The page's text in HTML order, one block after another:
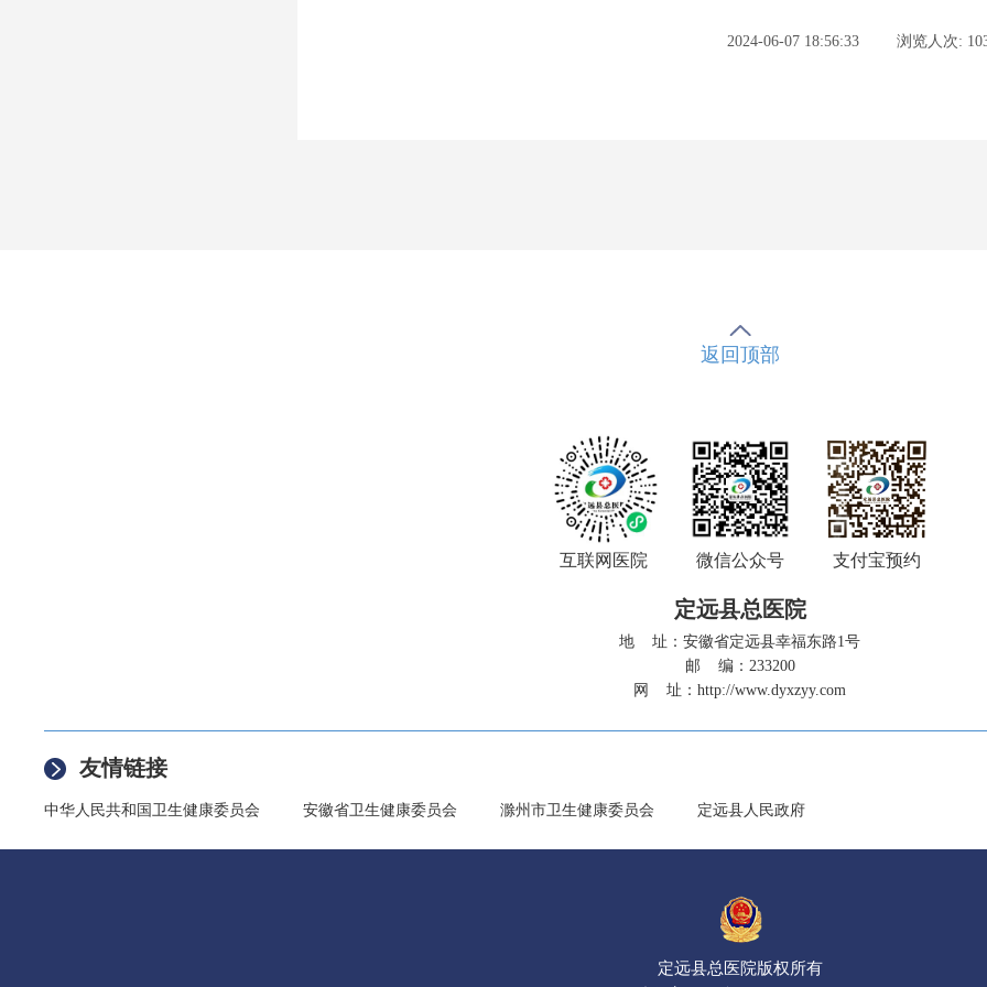
2024-06-07 18:56:33 浏览人次:
返回顶部
互联网医院 微信公众号 支付宝预约
定远县总医院
地 址：安徽省定远县幸福东路1号
邮 编：233200
网 址：http://www.dyxzyy.com
友情链接
中华人民共和国卫生健康委员会 安徽省卫生健康委员会 滁州市卫生健康委员会 定远县人民政府
定远县总医院版权所有